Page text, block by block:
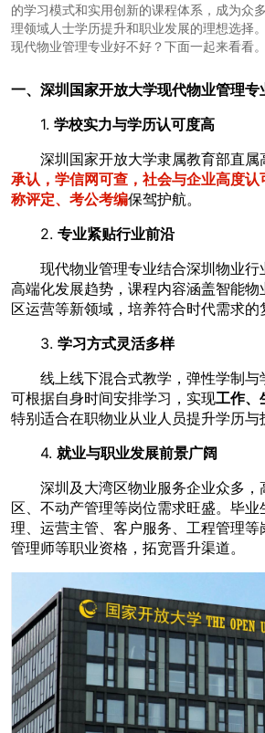
的学习模式和实用创新的课程体系，成为众
理领域人士学历提升和职业发展的理想选择
现代物业管理专业好不好？下面一起来看看。
一、深圳国家开放大学现代物业管理专
1. 学校实力与学历认可度高
深圳国家开放大学隶属教育部直属
承认，学信网可查，社会与企业高度
称评定、考公考编保驾护航。
2. 专业紧贴行业前沿
现代物业管理专业结合深圳物业行
高端化发展趋势，课程内容涵盖智能物
区运营等新领域，培养符合时代需求的
3. 学习方式灵活多样
线上线下混合式教学，弹性学制与
可根据自身时间安排学习，实现工作、
特别适合在职物业从业人员提升学历与
4. 就业与职业发展前景广阔
深圳及大湾区物业服务企业众多，
区、不动产管理等岗位需求旺盛。毕
理、运营主管、客户服务、工程管理等
管理师等职业资格，拓宽晋升渠道。